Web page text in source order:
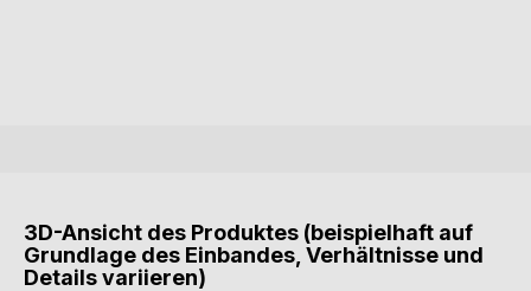
3D-Ansicht des Produktes (beispielhaft auf
Grundlage des Einbandes, Verhältnisse und
Details variieren)